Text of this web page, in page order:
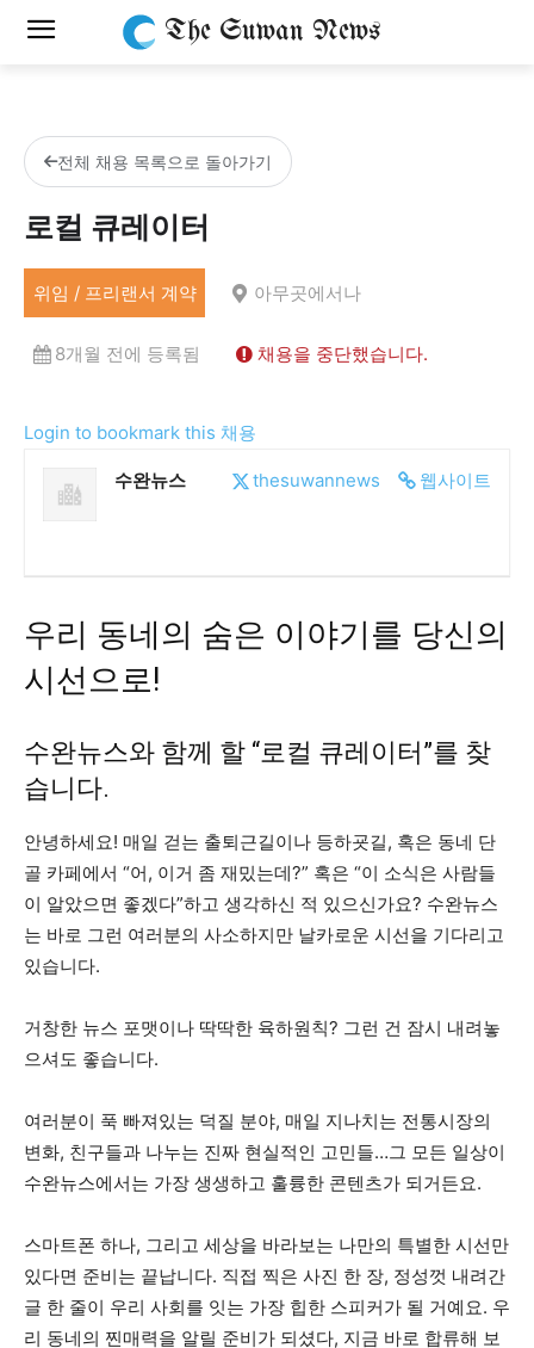
The Suwan News
전체 채용 목록으로 돌아가기
로컬 큐레이터
위임 / 프리랜서 계약 아무곳에서나
8개월 전에 등록됨 채용을 중단했습니다.
Login to bookmark this 채용
웹사이트
thesuwannews
수완뉴스
우리 동네의 숨은 이야기를 당신의
시선으로!
수완뉴스와 함께 할 “로컬 큐레이터”를 찾
습니다.
안녕하세요! 매일 걷는 출퇴근길이나 등하굣길, 혹은 동네 단
골 카페에서 “어, 이거 좀 재밌는데?” 혹은 “이 소식은 사람들
이 알았으면 좋겠다”하고 생각하신 적 있으신가요? 수완뉴스
는 바로 그런 여러분의 사소하지만 날카로운 시선을 기다리고
있습니다.
거창한 뉴스 포맷이나 딱딱한 육하원칙? 그런 건 잠시 내려놓
으셔도 좋습니다.
여러분이 푹 빠져있는 덕질 분야, 매일 지나치는 전통시장의
변화, 친구들과 나누는 진짜 현실적인 고민들…그 모든 일상이
수완뉴스에서는 가장 생생하고 훌륭한 콘텐츠가 되거든요.
스마트폰 하나, 그리고 세상을 바라보는 나만의 특별한 시선만
있다면 준비는 끝납니다. 직접 찍은 사진 한 장, 정성껏 내려간
글 한 줄이 우리 사회를 잇는 가장 힙한 스피커가 될 거예요. 우
리 동네의 찐매력을 알릴 준비가 되셨다, 지금 바로 합류해 보